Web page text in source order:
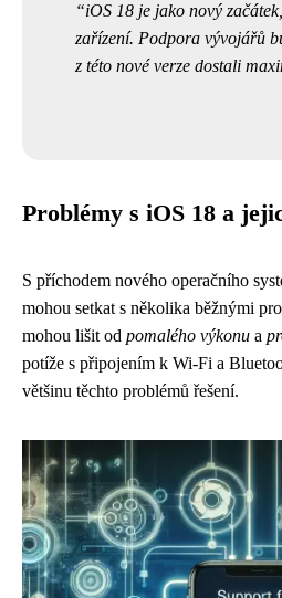
iOS 18 je jako nový
zařízení. Podpora vývojářů
z této nové verze dostali
Problémy s iOS 18 a
S příchodem nového operačního
mohou setkat s několika běžnými
mohou lišit od pomalého výkonu a
potíže s připojením k Wi-Fi a
většinu těchto problémů řešení.